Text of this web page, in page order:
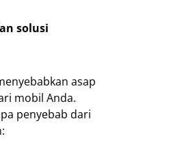
solusi
asap
mobil Anda.
penyebab dari